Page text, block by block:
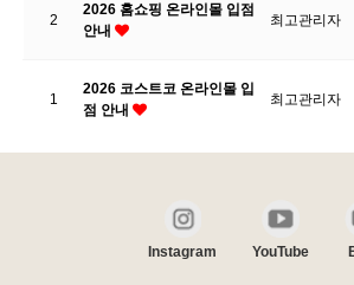
2
2026 홈쇼핑 온라인몰 입점
안내
최고관리자
1
2026 코스트코 온라인몰 입
점 안내
최고관리자
Instagram YouTube